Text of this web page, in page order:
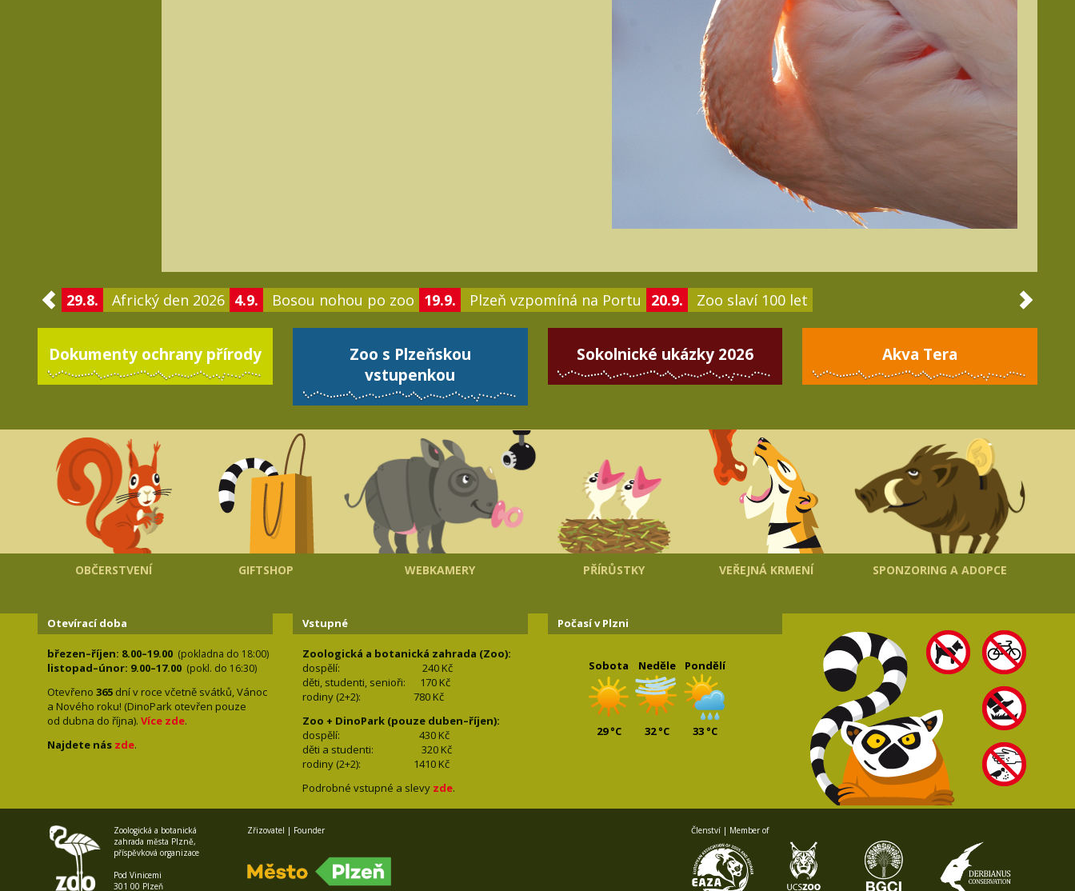
29.8. Africký den 2026 4.9. Bosou nohou po zoo 19.9. Plzeň vzpomíná na Portu 20.9. Zoo slaví 100 let
Dokumenty ochrany přírody
Zoo s Plzeňskou
vstupenkou
Sokolnické ukázky 2026 Akva Tera
OBČERSTVENÍ GIFTSHOP WEBKAMERY PŘÍRŮSTKY VEŘEJNÁ KRMENÍ SPONZORING A ADOPCE
Otevírací doba
březen–říjen: 8.00–19.00 (pokladna do 18:00)
listopad–únor: 9.00–17.00 (pokl. do 16:30)
Otevřeno 365 dní v roce včetně svátků, Vánoc
a Nového roku! (DinoPark otevřen pouze
od dubna do října). Více zde.
Najdete nás zde.
Vstupné
Zoologická a botanická zahrada (Zoo):
dospělí:
240 Kč
děti, studenti, senioři: 170Kč
rodiny (2+2): 780Kč
Zoo + DinoPark (pouze duben–říjen):
dospělí: 430Kč
děti a studenti: 320 Kč
rodiny (2+2): 1410 Kč
Podrobné vstupné a slevy zde.
Počasí v Plzni
Sobota
29 °C
Neděle
32 °C
Pondělí
33 °C
Zoologická a botanická
zahrada města Plzně,
příspěvková organizace
Pod Vinicemi
301 00 Plzeň
Zřizovatel | Founder Členství | Member of